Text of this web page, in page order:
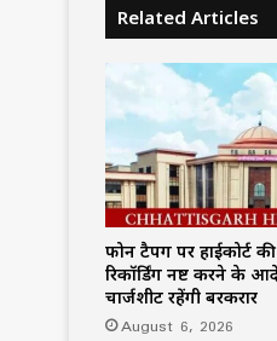
Related Articles
फोन टैपिंग पर हाईकोर्ट
रिकॉर्डिंग नष्ट करने के
चार्जशीट रहेंगी बरकरार
August 6, 2026